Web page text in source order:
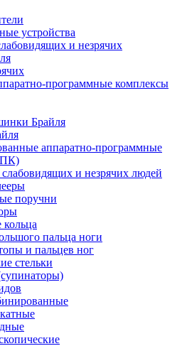
устройства
и незрячих
программные комплексы
Брайля
аппаратно-программные
и незрячих людей
поручни
кольца
пальца ноги
и пальцев ног
стельки